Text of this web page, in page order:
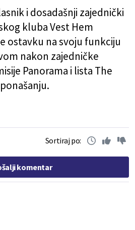
i dosadašnji zajednički
kluba Vest Hem
ostavku na svoju funkciju
nakon zajedničke
Panorama i lista The
Sortiraj po:
komentar